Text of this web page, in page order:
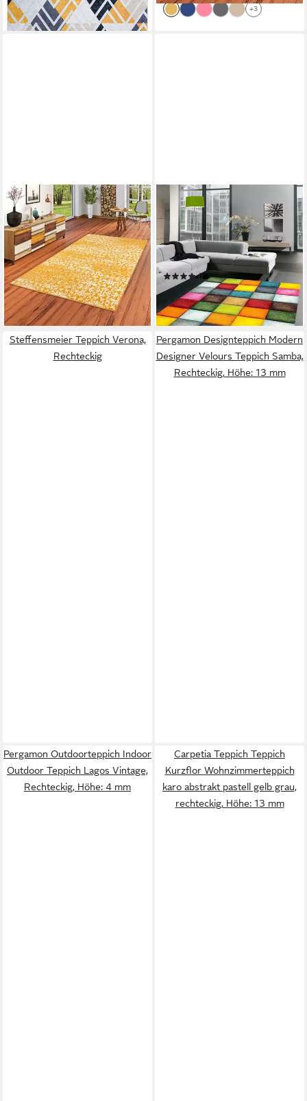
+14 +3
PERGAMON
Designteppich Designer
Teppich Passion Vintage
Verlauf, Rechteckig, Höhe: 9
mm
ab 29,90 € UVP52,90 €
-43%
lieferbar - in 2-3 Werktagen bei dir
CARPETIA
Teppich Teppich modern
Teppich Wohnzimmer Karo
bunt gelb rot blau grün,
rechteckig, Höhe: 13 mm
(17)
ab 34,99 €
lieferbar - in 3-4 Werktagen bei dir
Steffensmeier Teppich Verona,
Rechteckig
Pergamon Designteppich Modern
Designer Velours Teppich Samba,
Rechteckig, Höhe: 13 mm
Pergamon Outdoorteppich Indoor
Outdoor Teppich Lagos Vintage,
Rechteckig, Höhe: 4 mm
Carpetia Teppich Teppich
Kurzflor Wohnzimmerteppich
karo abstrakt pastell gelb grau,
rechteckig, Höhe: 13 mm